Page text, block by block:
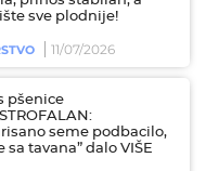
sve plodnije!
11/07/2026
pšenice
seme podbacilo,
sa tavana” dalo VIŠE